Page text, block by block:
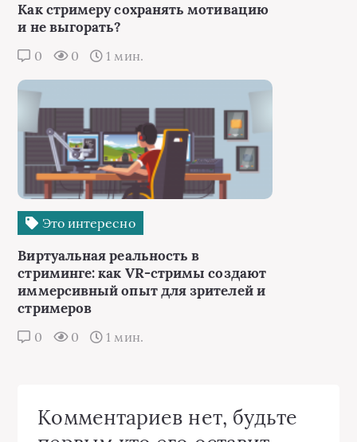
Как стримеру сохранять мотивацию
и не выгорать?
0 0 1 мин.
Это интересно
Виртуальная реальность в
стриминге: как VR-стримы создают
иммерсивный опыт для зрителей и
стримеров
0 0 1 мин.
Комментариев нет, будьте